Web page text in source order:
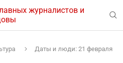
журналистов и
Даты и люди: 21 февраля